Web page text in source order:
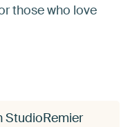
those who love
StudioRemier